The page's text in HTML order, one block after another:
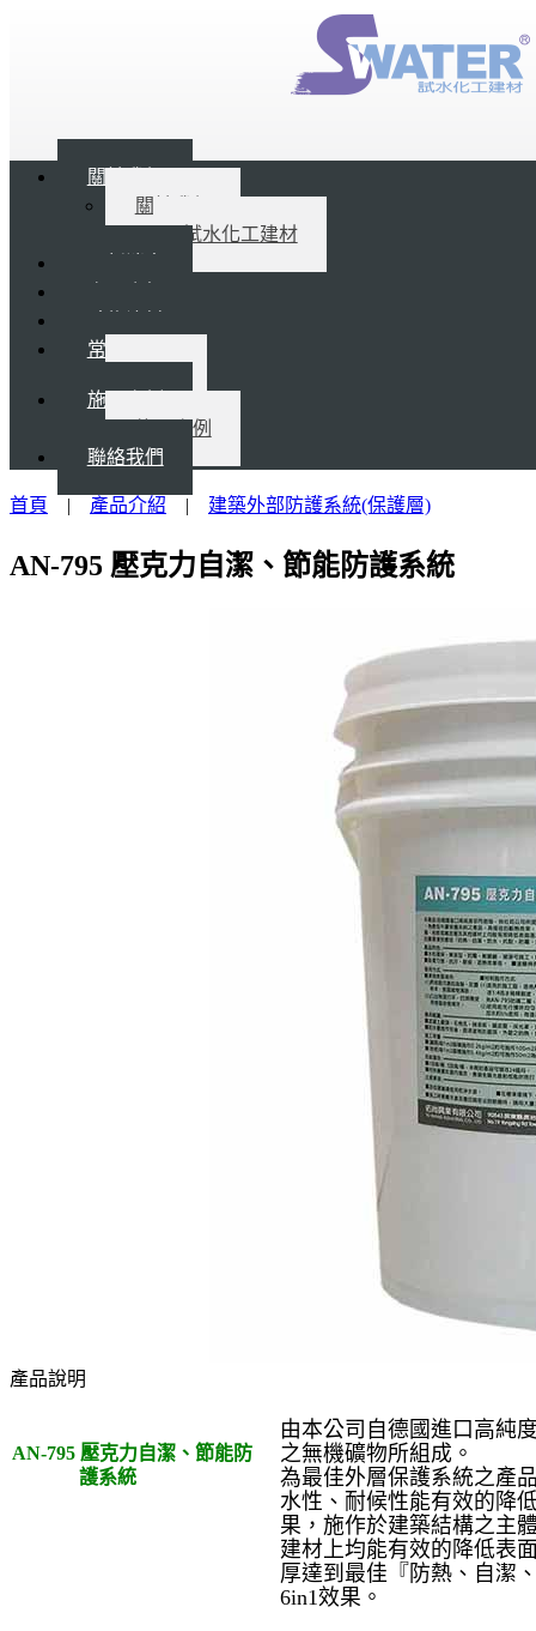
關於我們
關於我們
試水化工建材
常見問題
施工案例
施工案例
聯絡我們
首頁 | 產品介紹 | 建築外部防護系統(保護層)
AN-795 壓克力自潔、節能防護系統
產品說明
AN-795 壓克力自潔、節能防
護系統
由本公司自德國進口高純
之無機礦物所組成。
為最佳外層保護系統之產
水性、耐候性能有效的降
果，施作於建築結構之主
建材上均能有效的降低表
厚達到最佳『防熱、自潔
6in1效果。